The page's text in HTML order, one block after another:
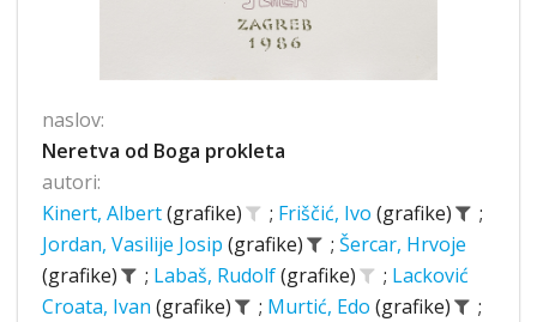
naslov:
Neretva od Boga prokleta
autori:
Kinert, Albert(grafike) ; Friščić, Ivo (grafike)
;
Jordan, Vasilije Josip (grafike) ; Šercar, Hrvoje
(grafike)
; Labaš, Rudolf(grafike) ; Lacković
Croata, Ivan (grafike) ; Murtić, Edo (grafike)
;